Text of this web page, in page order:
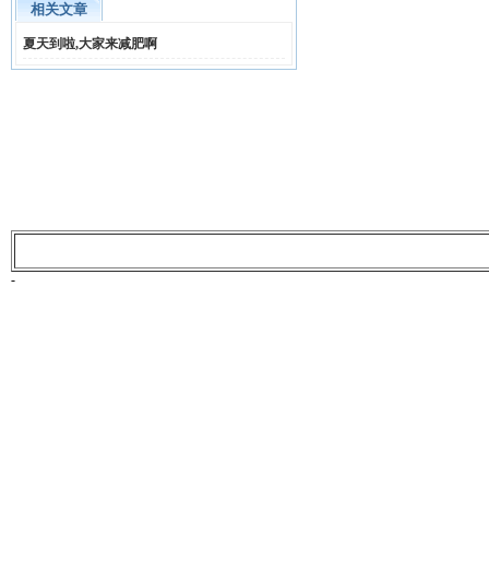
相关文章
夏天到啦,大家来减肥啊
-